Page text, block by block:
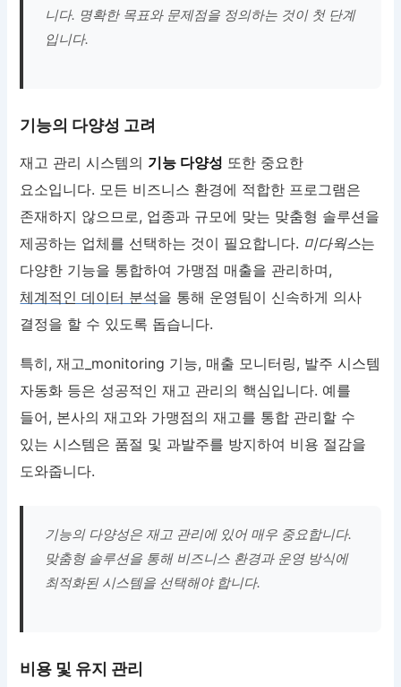
니다. 명확한 목표와 문제점을 정의하는 것이 첫 단계
입니다.
기능의 다양성 고려
재고 관리 시스템의 기능 다양성 또한 중요한
요소입니다. 모든 비즈니스 환경에 적합한 프로그램은
존재하지 않으므로, 업종과 규모에 맞는 맞춤형 솔루션을
제공하는 업체를 선택하는 것이 필요합니다. 미다웍스는
다양한 기능을 통합하여 가맹점 매출을 관리하며,
체계적인 데이터 분석을 통해 운영팀이 신속하게 의사
결정을 할 수 있도록 돕습니다.
특히, 재고_monitoring 기능, 매출 모니터링, 발주 시스템
자동화 등은 성공적인 재고 관리의 핵심입니다. 예를
들어, 본사의 재고와 가맹점의 재고를 통합 관리할 수
있는 시스템은 품절 및 과발주를 방지하여 비용 절감을
도와줍니다.
기능의 다양성은 재고 관리에 있어 매우 중요합니다.
맞춤형 솔루션을 통해 비즈니스 환경과 운영 방식에
최적화된 시스템을 선택해야 합니다.
비용 및 유지 관리